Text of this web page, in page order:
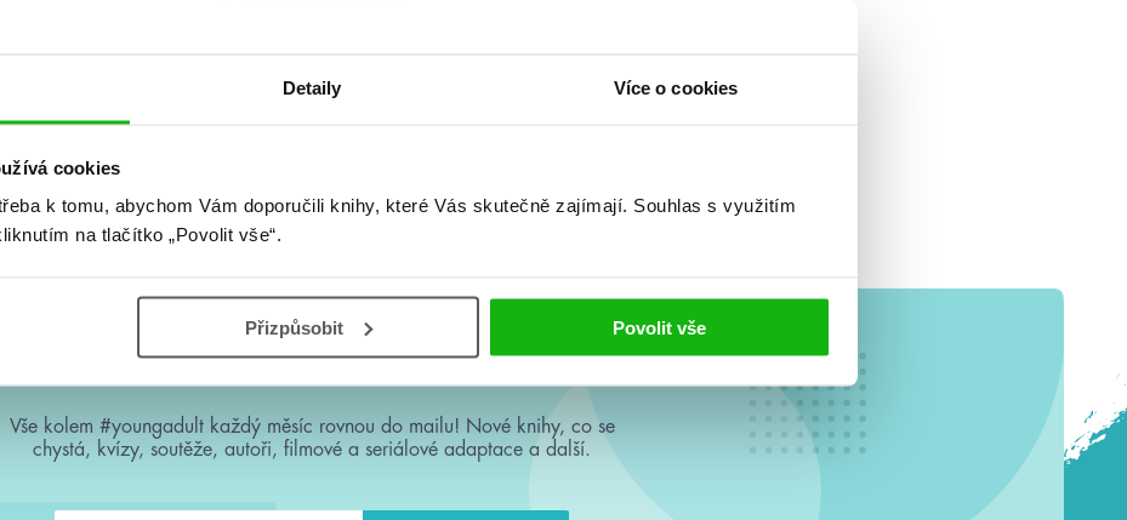
Detaily Více o cookies
cookies
k tomu, abychom Vám doporučili knihy, které Vás skutečně zajímají. Souhlas s využitím
na tlačítko „Povolit vše“.
Přizpůsobit Povolit vše
#HumbookNews
Vše kolem #youngadult každý měsíc rovnou do mailu! Nové knihy, co se
chystá, kvízy, soutěže, autoři, filmové a seriálové adaptace a další.